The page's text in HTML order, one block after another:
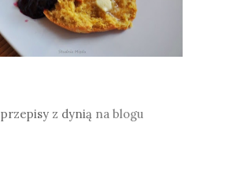
przepisy z dyniąna blogu